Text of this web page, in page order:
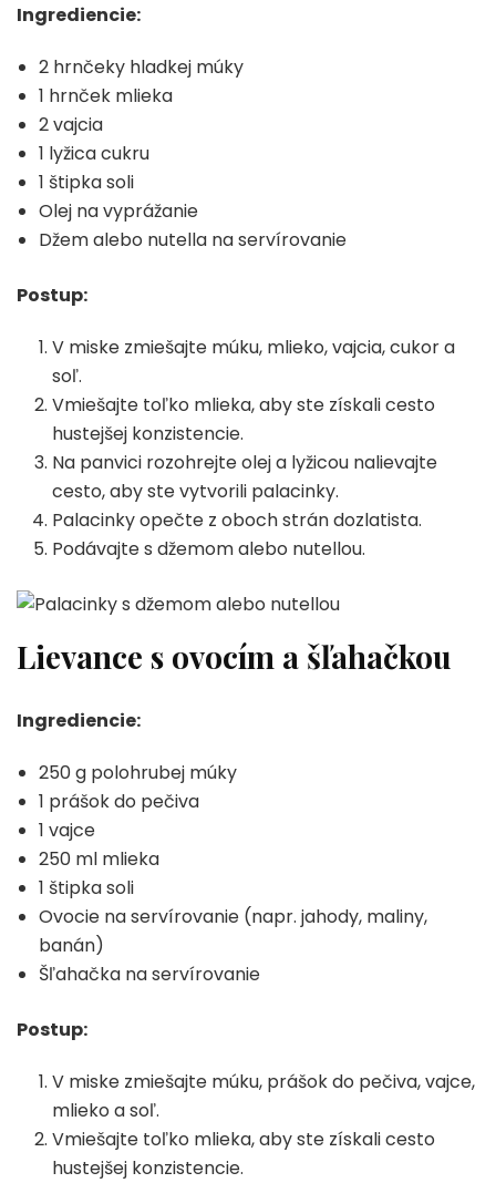
Ingrediencie:
2 hrnčeky hladkej múky
1 hrnček mlieka
2 vajcia
1 lyžica cukru
1 štipka soli
Olej na vyprážanie
Džem alebo nutella na servírovanie
Postup:
V miske zmiešajte múku, mlieko, vajcia, cukor a
soľ.
Vmiešajte toľko mlieka, aby ste získali cesto
hustejšej konzistencie.
Na panvici rozohrejte olej a lyžicou nalievajte
cesto, aby ste vytvorili palacinky.
Palacinky opečte z oboch strán dozlatista.
Podávajte s džemom alebo nutellou.
Lievance s ovocím a šľahačkou
Ingrediencie:
250 g polohrubej múky
1 prášok do pečiva
1 vajce
250 ml mlieka
1 štipka soli
Ovocie na servírovanie (napr. jahody, maliny,
banán)
Šľahačka na servírovanie
Postup:
V miske zmiešajte múku, prášok do pečiva, vajce,
mlieko a soľ.
Vmiešajte toľko mlieka, aby ste získali cesto
hustejšej konzistencie.